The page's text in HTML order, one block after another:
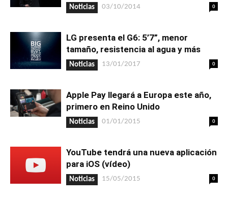
Noticias 03/10/2014 0
LG presenta el G6: 5’7”, menor
tamaño, resistencia al agua y más
Noticias 13/01/2017 0
Apple Pay llegará a Europa este año,
primero en Reino Unido
Noticias 01/01/2015 0
YouTube tendrá una nueva aplicación
para iOS (vídeo)
Noticias 15/05/2015 0